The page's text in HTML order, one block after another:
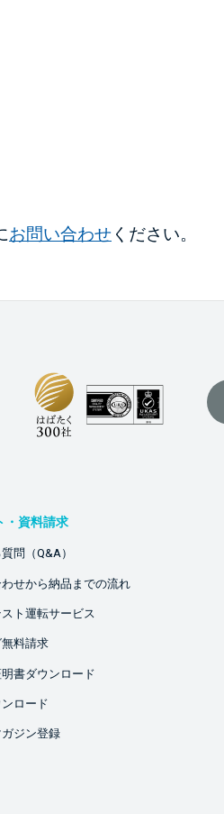
お問い合わせ ください。
・資料請求
問（Q&A）
せから納品までの流れ
ト運転サービス
料請求
書ダウンロード
ロード
ジン登録